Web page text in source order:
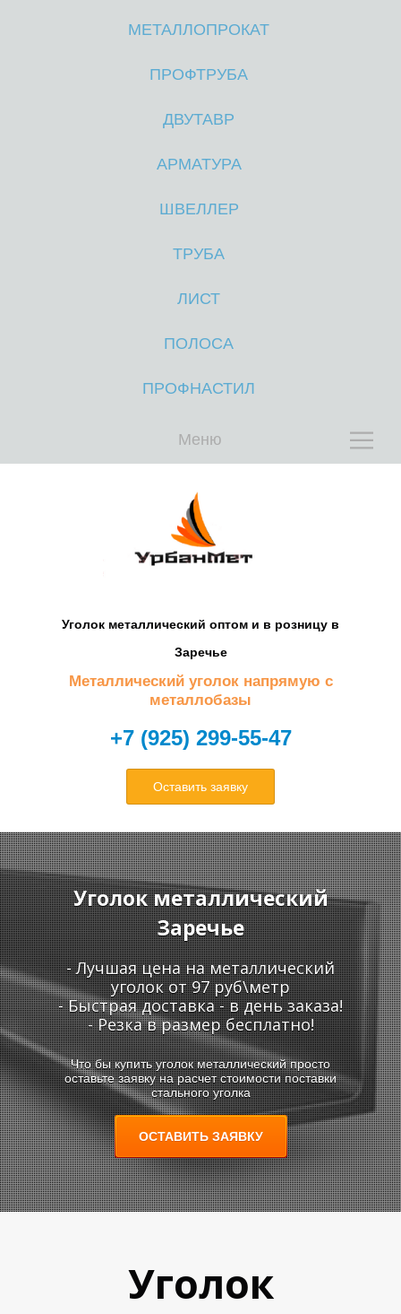
МЕТАЛЛОПРОКАТ
ПРОФТРУБА
ДВУТАВР
АРМАТУРА
ШВЕЛЛЕР
ТРУБА
ЛИСТ
ПОЛОСА
ПРОФНАСТИЛ
Меню
М
Е
Т
Уголок металлический оптом и в розницу в
Заречье
Металлический уголок напрямую с
металлобазы
+7 (925) 299-55-47
Оставить заявку
Уголок металлический
Заречье
- Лучшая цена на металлический
уголок от 97 руб\метр
- Быстрая доставка - в день заказа!
- Резка в размер бесплатно!
Что бы купить уголок металлический просто
оставьте заявку на расчет стоимости поставки
стального уголка
ОСТАВИТЬ ЗАЯВКУ
Уголок
М
Е
Т